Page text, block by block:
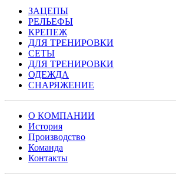
ЗАЦЕПЫ
РЕЛЬЕФЫ
КРЕПЕЖ
ДЛЯ ТРЕНИРОВКИ
СЕТЫ
ДЛЯ ТРЕНИРОВКИ
ОДЕЖДА
СНАРЯЖЕНИЕ
О КОМПАНИИ
История
Производство
Команда
Контакты